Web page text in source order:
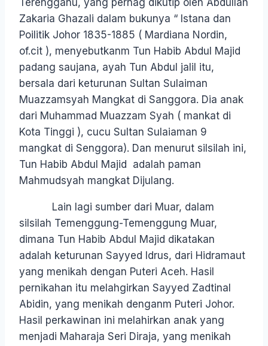
Terengganu, yang pernag dikutip oleh Abdullah
Zakaria Ghazali dalam bukunya “ Istana dan
Poilitik Johor 1835-1885 ( Mardiana Nordin,
of.cit ), menyebutkanm Tun Habib Abdul Majid
padang saujana, ayah Tun Abdul jalil itu,
bersala dari keturunan Sultan Sulaiman
Muazzamsyah Mangkat di Sanggora. Dia anak
dari Muhammad Muazzam Syah ( mankat di
Kota Tinggi ), cucu Sultan Sulaiaman 9
mangkat di Senggora). Dan menurut silsilah ini,
Tun Habib Abdul Majid adalah paman
Mahmudsyah mangkat Dijulang.
Lain lagi sumber dari Muar, dalam
silsilah Temenggung-Temenggung Muar,
dimana Tun Habib Abdul Majid dikatakan
adalah keturunan Sayyed Idrus, dari Hidramaut
yang menikah dengan Puteri Aceh. Hasil
pernikahan itu melahgirkan Sayyed Zadtinal
Abidin, yang menikah denganm Puteri Johor.
Hasil perkawinan ini melahirkan anak yang
menjadi Maharaja Seri Diraja, yang menikah